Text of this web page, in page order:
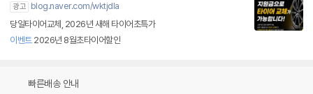
광고
blog.naver.com/wktjdla
당일타이어교체, 2026년 새해 타이어초특가
이벤트2026년 8월초타이어할인
빠른배송 안내